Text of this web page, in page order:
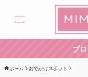
ブ
ホーム おでかけスポット